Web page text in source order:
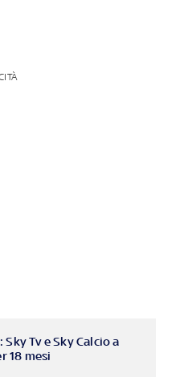
Tv e Sky Calcio a
18 mesi